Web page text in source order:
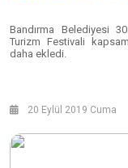
Bandırma Belediyesi
Turizm Festivali
daha ekledi.
20 Eylül 2019 Cuma